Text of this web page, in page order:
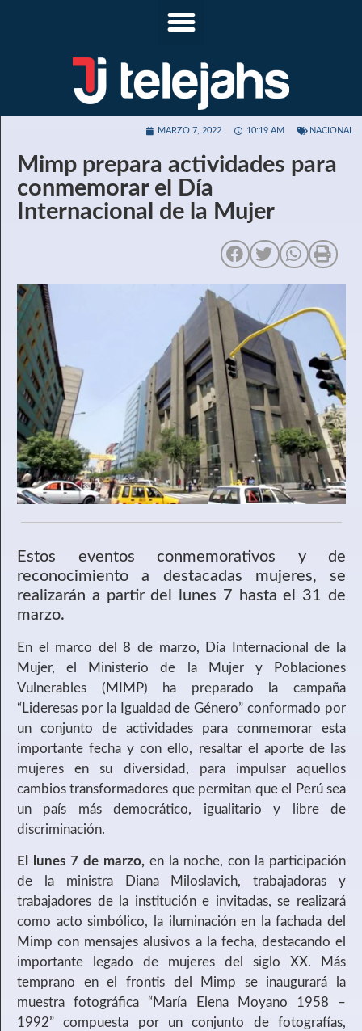
MARZO 7, 2022 10:19 AM NACIONAL
Mimp prepara actividades para
conmemorar el Día
Internacional de la Mujer
Estos eventos conmemorativos y de
reconocimiento a destacadas mujeres, se
realizarán a partir del lunes 7 hasta el 31 de
marzo.
En el marco del 8 de marzo, Día Internacional de la
Mujer, el Ministerio de la Mujer y Poblaciones
Vulnerables (MIMP) ha preparado la campaña
“Lideresas por la Igualdad de Género” conformado por
un conjunto de actividades para conmemorar esta
importante fecha y con ello, resaltar el aporte de las
mujeres en su diversidad, para impulsar aquellos
cambios transformadores que permitan que el Perú sea
un país más democrático, igualitario y libre de
discriminación.
El lunes 7 de marzo, en la noche, con la participación
de la ministra Diana Miloslavich, trabajadoras y
trabajadores de la institución e invitadas, se realizará
como acto simbólico, la iluminación en la fachada del
Mimp con mensajes alusivos a la fecha, destacando el
importante legado de mujeres del siglo XX. Más
temprano en el frontis del Mimp se inaugurará la
muestra fotográfica “María Elena Moyano 1958 –
1992” compuesta por un conjunto de fotografías,